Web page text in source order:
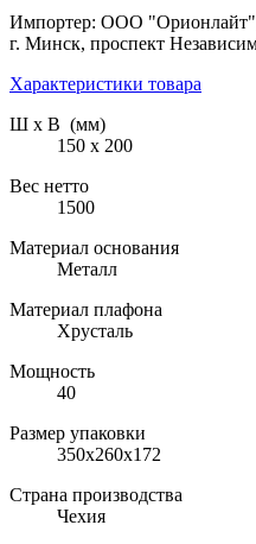
Импортер: ООО "Орионлайт",
г. Минск, проспект
Характеристики товара
Ш х В (мм)
150 х 200
Вес нетто
1500
Материал основания
Металл
Материал плафона
Хрусталь
Мощность
40
Размер упаковки
350x260x172
Страна производства
Чехия